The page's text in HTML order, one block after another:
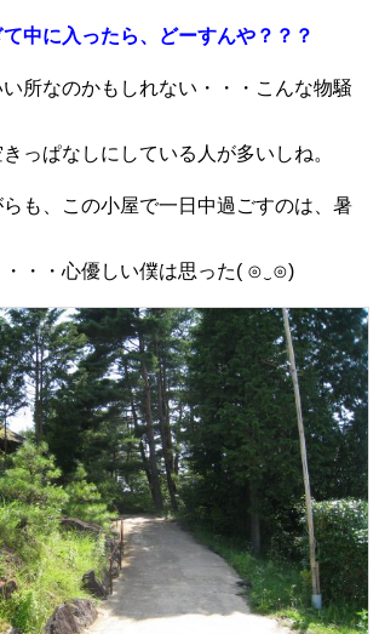
中に入ったら、どーすんや？？？
所なのかもしれない・・・こんな物騒
っぱなしにしている人が多いしね。
も、この小屋で一日中過ごすのは、暑
・・心優しい僕は思った( ⊙‿⊙)